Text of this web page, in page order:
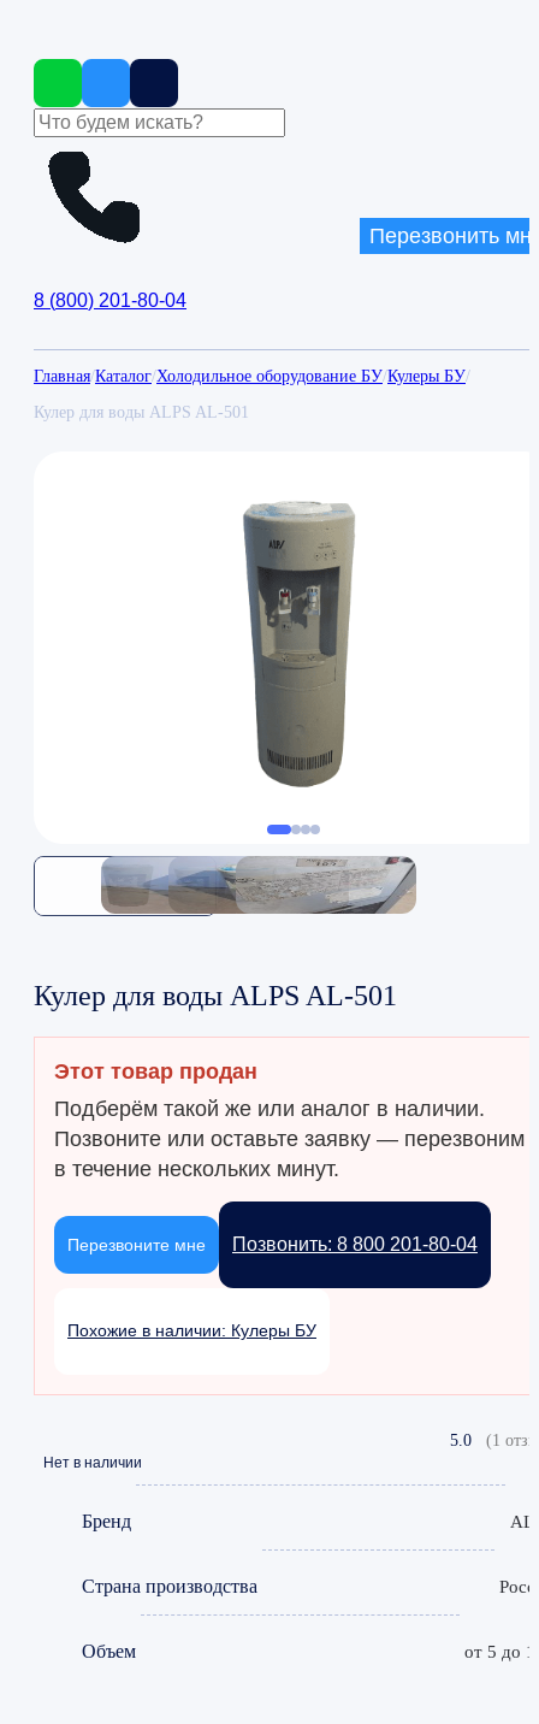
8 (800) 201-80-04
Перезвонить
Главная/Каталог/Холодильное оборудование БУ/Кулеры БУ/
Кулер для воды ALPS AL-501
Кулер для воды ALPS AL-501
Этот товар продан
Подберём такой же или аналог в наличии.
Позвоните или оставьте заявку — перезвоним
в течение нескольких минут.
Позвонить: 8 800 201-80-04
Перезвоните мне
Похожие в наличии: Кулеры БУ
5.0 (1
Нет в наличии
Бренд
Страна производства
Объем от 5 до